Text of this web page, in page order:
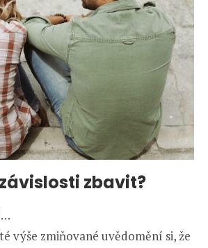
zbavit?
výše zmiňované uvědomění si, že